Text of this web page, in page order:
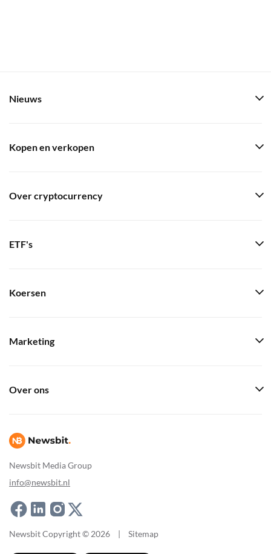
Newsbit Media Group
info@newsbit.nl
Nieuws
Kopen en verkopen
Over cryptocurrency
ETF's
Koersen
Marketing
Over ons
Newsbit Copyright © 2026 | Sitemap